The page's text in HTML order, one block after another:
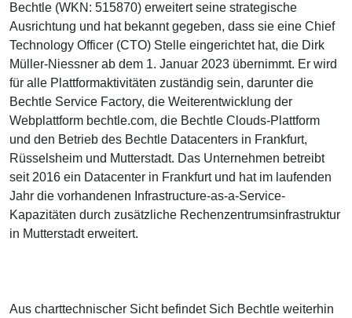
Bechtle (WKN: 515870) erweitert seine strategische
Ausrichtung und hat bekannt gegeben, dass sie eine Chief
Technology Officer (CTO) Stelle eingerichtet hat, die Dirk
Müller-Niessner ab dem 1. Januar 2023 übernimmt. Er wird
für alle Plattformaktivitäten zuständig sein, darunter die
Bechtle Service Factory, die Weiterentwicklung der
Webplattform bechtle.com, die Bechtle Clouds-Plattform
und den Betrieb des Bechtle Datacenters in Frankfurt,
Rüsselsheim und Mutterstadt. Das Unternehmen betreibt
seit 2016 ein Datacenter in Frankfurt und hat im laufenden
Jahr die vorhandenen Infrastructure-as-a-Service-
Kapazitäten durch zusätzliche Rechenzentrumsinfrastruktur
in Mutterstadt erweitert.
Aus charttechnischer Sicht befindet Sich Bechtle weiterhin